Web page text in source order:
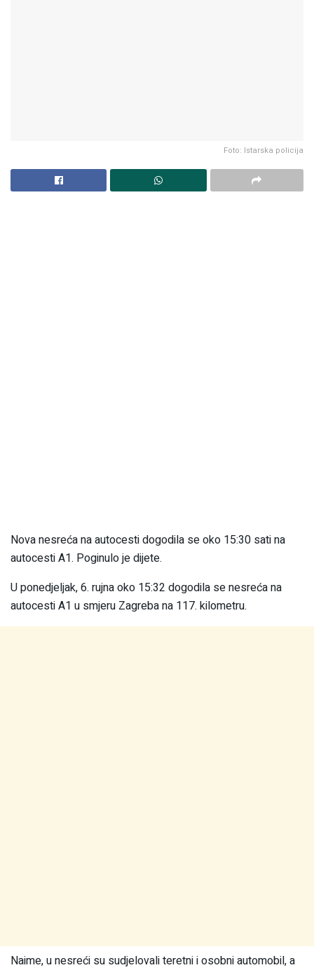
Foto: Istarska policija
Nova nesreća na autocesti dogodila se oko 15:30 sati na
autocesti A1. Poginulo je dijete.
U ponedjeljak, 6. rujna oko 15:32 dogodila se nesreća na
autocesti A1 u smjeru Zagreba na 117. kilometru.
Naime, u nesreći su sudjelovali teretni i osobni automobil, a